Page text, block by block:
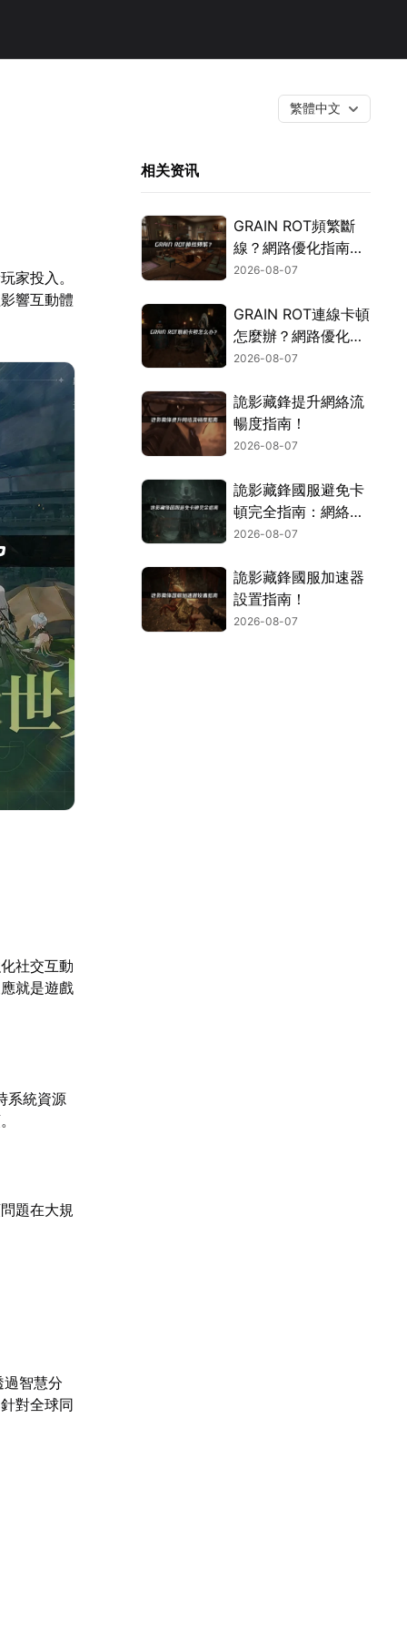
繁體中文
家投入。
響互動體
社交互動
就是遊戲
系統資源
題在大規
智慧分
對全球同
相关资讯
GRAIN ROT頻繁斷
線？網路優化指南一
次搞定！
2026-08-07
GRAIN ROT連線卡頓
怎麼辦？網路優化這
樣解決！
2026-08-07
詭影藏鋒提升網絡流
暢度指南！
2026-08-07
詭影藏鋒國服避免卡
頓完全指南：網絡優
化與解決技巧！
2026-08-07
詭影藏鋒國服加速器
設置指南！
2026-08-07